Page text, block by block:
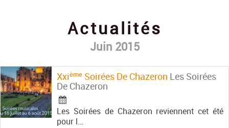
Actualités
Juin 2015
XxiÈme Soirées De Chazeron Les Soirées
De Chazeron
Les Soirées de Chazeron reviennent cet été
pour l…